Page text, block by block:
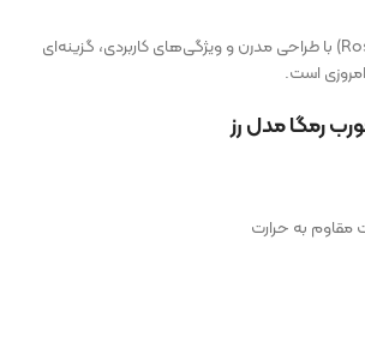
هود مورب رمگا مدل رز (Rose) با طراحی مدرن و ویژگی‌های کاربردی، گزینه‌ای
است.
رمگا مدل رز
به حرارت